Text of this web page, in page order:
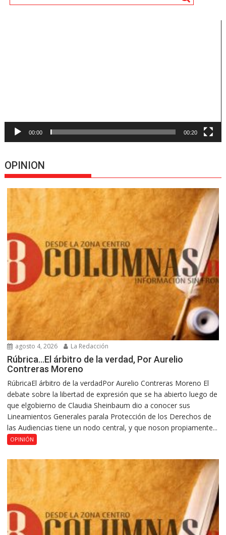
00:00 00:20
OPINION
agosto 4, 2026 La Redacción
Rúbrica…El árbitro de la verdad, Por Aurelio
Contreras Moreno
RúbricaEl árbitro de la verdadPor Aurelio Contreras Moreno El
debate sobre la libertad de expresión que se ha abierto luego de
que elgobierno de Claudia Sheinbaum dio a conocer sus
Lineamientos Generales parala Protección de los Derechos de
las Audiencias tiene un nodo central, y que noson propiamente...
OPINIÓN